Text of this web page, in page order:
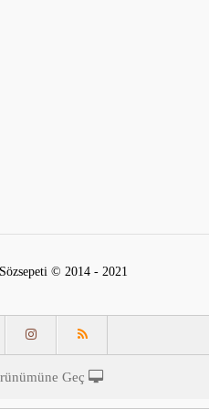
© 2014 - 2021
Geç